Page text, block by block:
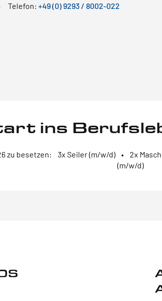
Telefon: +49 (0) 9293 / 8002-022
ins
zu besetzen: 3x Seiler (m/w/d) • 2x
(m/w/d)